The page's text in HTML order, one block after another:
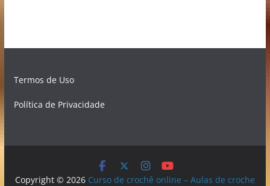
Termos de Uso
Política de Privacidade
Copyright © 2026 Curso de crochê online – Aulas de croche